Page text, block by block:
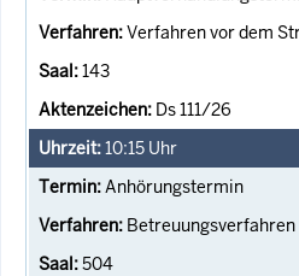
Verfahren vor dem
143
Ds 111/26
10:15 Uhr
Anhörungstermin
Betreuungsverfahren
504